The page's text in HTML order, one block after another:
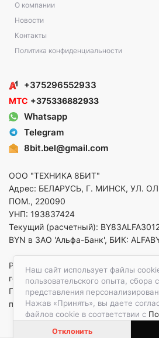
Наш сайт использует файлы
пользовательского опыта, сбора
представления
Нажав «Принять», вы даете
файлов cookie в соответствии с
Отклонить
О компании
Новости
Контакты
Политика конфиденциальности
+375296552933
МТС +375336882933
Whatsapp
Telegram
8bit.bel@gmail.com
ООО "ТЕХНИКА 8БИТ"
Адрес: БЕЛАРУСЬ, Г. МИНСК, УЛ.
ПОМ., 220090
УНП: 193837424
Текущий (расчетный):
BYN в ЗАО 'Альфа-Банк', БИК:
Регистрация в торговом реестре от
горисполком
По вопросам защиты прав
приемная:+375173783412